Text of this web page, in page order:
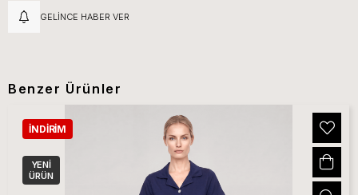
GELINCE HABER VER
Benzer Ürünler
İNDIRIM
YENI
ÜRÜN